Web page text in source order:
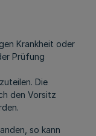
Krankheit oder
Prüfung
Die
den Vorsitz
so kann